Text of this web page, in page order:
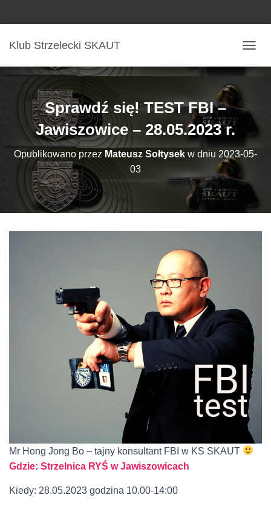
Klub Strzelecki SKAUT
R
Ą
Z
A
I
G
A
C
Sprawdź się! TEST FBI –
Jawiszowice – 28.05.2023 r.
Opublikowano przez Mateusz Sołtysek w dniu 2023-05-
03
Mr Hong Jong Bo – tajny konsultant FBI w KS SKAUT
Gdzie: Strzelnica RYŚ w Jawiszowicach
Kiedy: 28.05.2023 godzina 10.00-14:00